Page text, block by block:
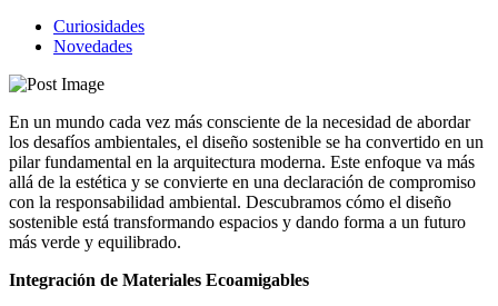
Curiosidades
Novedades
En un mundo cada vez más consciente de la necesidad de abordar
los desafíos ambientales, el diseño sostenible se ha convertido en un
pilar fundamental en la arquitectura moderna. Este enfoque va más
allá de la estética y se convierte en una declaración de compromiso
con la responsabilidad ambiental. Descubramos cómo el diseño
sostenible está transformando espacios y dando forma a un futuro
más verde y equilibrado.
Integración de Materiales Ecoamigables